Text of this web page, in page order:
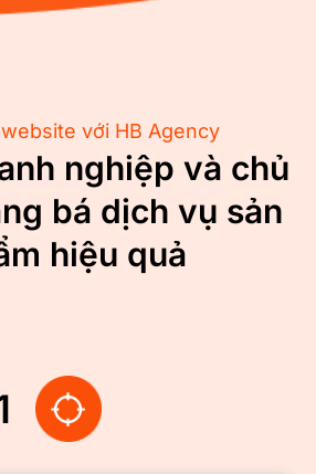
với HB Agency
nghiệp và chủ
bá dịch vụ sản
hiệu quả